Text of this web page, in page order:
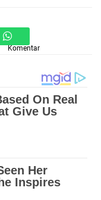
Komentar